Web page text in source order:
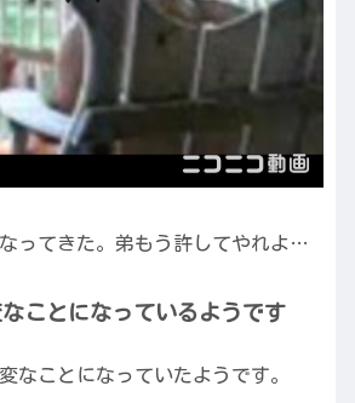
ってきた。弟もう許してやれよ…
ことになっているようです
なことになっていたようです。